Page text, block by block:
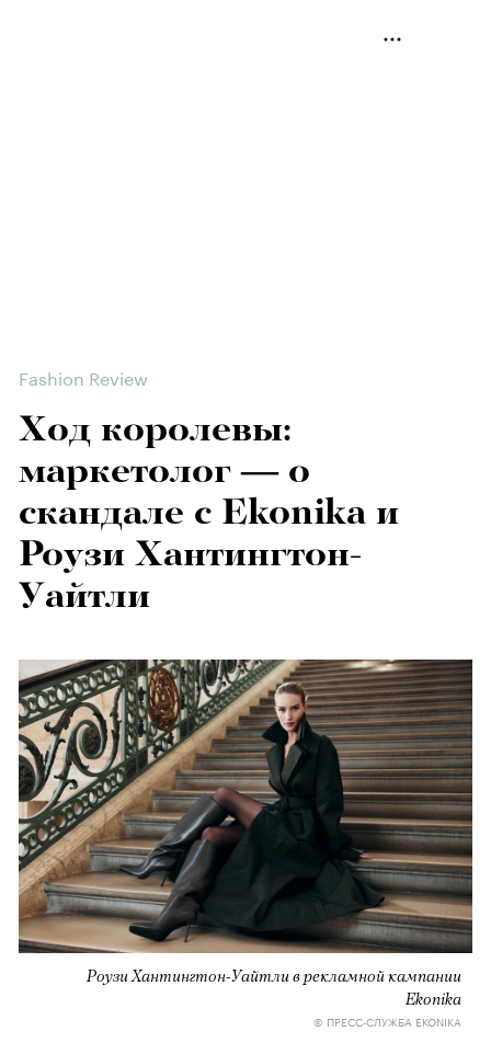
Fashion Review
Ход королевы:
маркетолог — о
скандале с Ekonika и
Роузи Хантингтон-
Уайтли
Роузи Хантингтон-Уайтли в рекламной кампании
Ekonika
© ПРЕСС-СЛУЖБА EKONIKA